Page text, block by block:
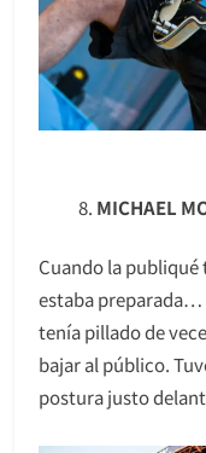
MICHAEL
Cuando la
estaba preparada…
tenía pillado de
bajar al público.
postura justo